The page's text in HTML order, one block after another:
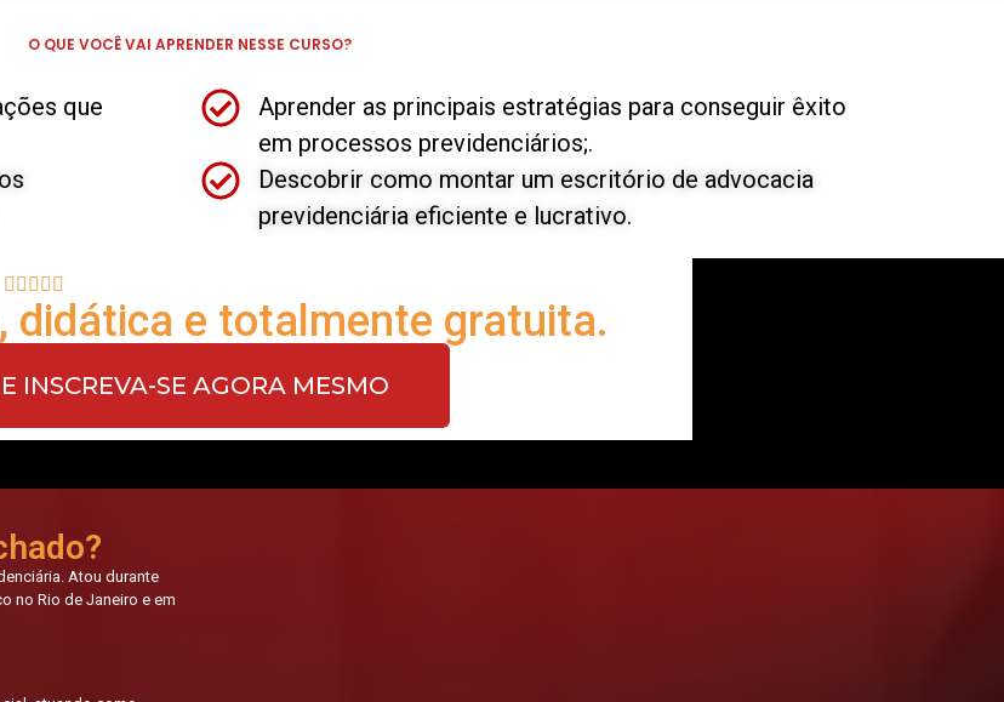
O QUE VOCÊ VAI APRENDER NESSE CURSO?
que
Aprender as principais estratégias para conseguir êxito
em processos previdenciários;.
Descobrir como montar um escritório de advocacia
previdenciária eficiente e lucrativo.
    
didática e totalmente gratuita.
INSCREVA-SE AGORA MESMO
Atou durante
no Rio de Janeiro e em